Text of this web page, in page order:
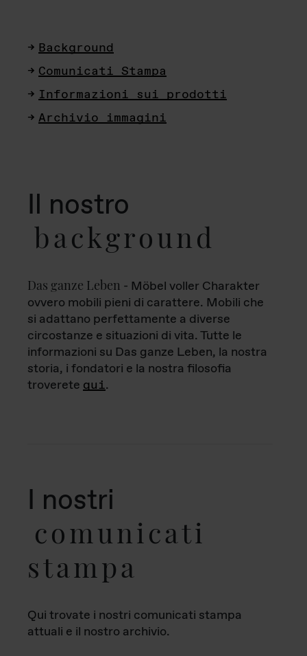
Background
Comunicati Stampa
Informazioni sui prodotti
Archivio immagini
Il nostro
background
Das ganze Leben - Möbel voller Charakter
ovvero mobili pieni di carattere. Mobili che
si adattano perfettamente a diverse
circostanze e situazioni di vita. Tutte le
informazioni su Das ganze Leben, la nostra
storia, i fondatori e la nostra filosofia
troverete qui.
I nostri
comunicati
stampa
Qui trovate i nostri comunicati stampa
attuali e il nostro archivio.